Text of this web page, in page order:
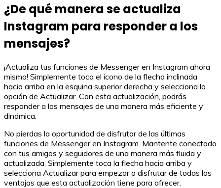
¿De qué manera se actualiza
Instagram para responder a los
mensajes?
¡Actualiza tus funciones de Messenger en Instagram ahora
mismo! Simplemente toca el ícono de la flecha inclinada
hacia arriba en la esquina superior derecha y selecciona la
opción de Actualizar. Con esta actualización, podrás
responder a los mensajes de una manera más eficiente y
dinámica.
No pierdas la oportunidad de disfrutar de las últimas
funciones de Messenger en Instagram. Mantente conectado
con tus amigos y seguidores de una manera más fluida y
actualizada. Simplemente toca la flecha hacia arriba y
selecciona Actualizar para empezar a disfrutar de todas las
ventajas que esta actualización tiene para ofrecer.